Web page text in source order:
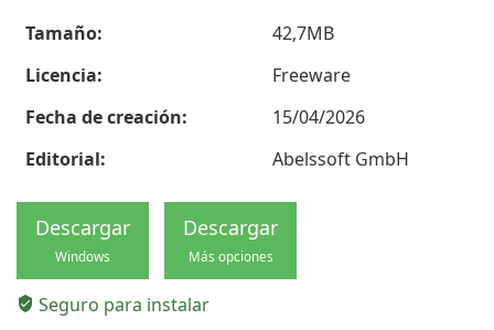
Tamaño:
42,7MB
Licencia:
Freeware
Fecha de creación:
15/04/2026
Editorial:
Abelssoft GmbH
Descargar
Windows
Descargar
Más opciones
Seguro para instalar